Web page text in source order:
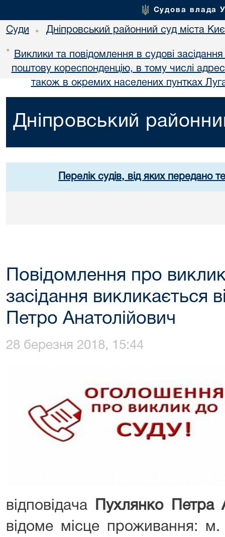
Судова влада
Суди • Дніпровський районний суд міста
•
Виклики та повідомлення в судові
поштову кореспонденцію, в тому числі
також в окремих населених пунтках
Дніпровський
Перелік судів, від яких передано
Повідомлення про
засідання викликається
Петро Анатолійович
28 березня 2018, 15:44
відповідача
Пухлянко Петра
відоме місце проживання: